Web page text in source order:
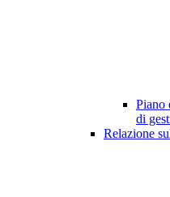
Piano
di
Relazione